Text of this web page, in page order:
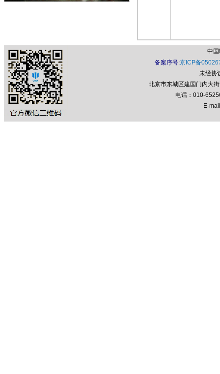
中
备案序号:京ICP备
未经协
北京市东城区建国门内大
电话：010-
E-